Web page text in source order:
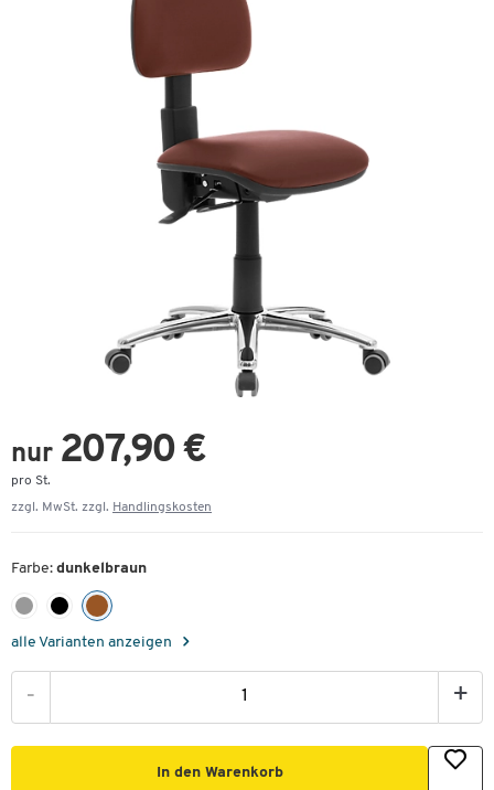
nur 207,90 €
pro St.
zzgl. MwSt. zzgl. Handlingskosten
Farbe: dunkelbraun
alle Varianten anzeigen
- +
In den Warenkorb